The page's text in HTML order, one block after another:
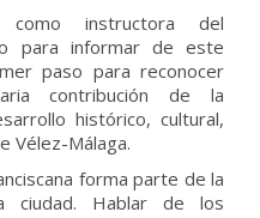
como instructora del
para informar de este
paso para reconocer
contribución de la
histórico, cultural,
Vélez-Málaga.
forma parte de la
ciudad. Hablar de los